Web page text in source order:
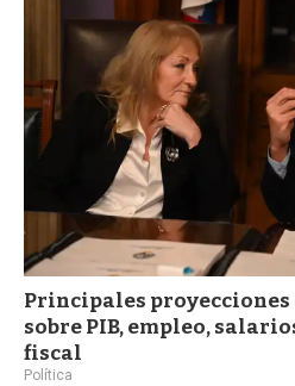
Principales proyecciones
sobre PIB, empleo,
fiscal
Política